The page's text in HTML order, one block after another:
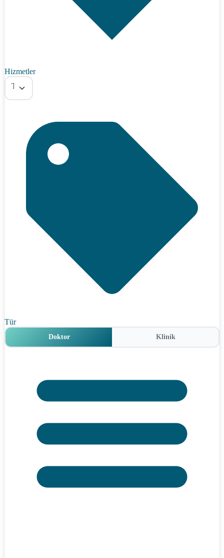
Hizmetler
Tümü
Tür
Doktor Klinik